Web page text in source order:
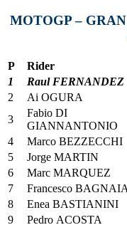
MOTOGP –
P Rider
1
Raul FERNANDEZ
2
Ai OGURA
3
Fabio DI
GIANNANTONIO
4
Marco BEZZECCHI
5
Jorge MARTIN
6
Marc MARQUEZ
7
Francesco
8
Enea BASTIANINI
9
Pedro ACOSTA